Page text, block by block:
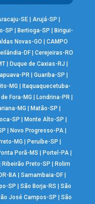
SE| Arujá-SP |
SP | Bertioga-SP | Birigui-
Novas-GO |CAMPO
DF| Cerejeiras-RO
| Duque de Caxias-RJ |
PR |Guariba-SP |
MG |Itaquaquecetuba-
Fora-MG |Londrina-PR |
MG |Matão-SP |
SP |Monte Alto-SP |
|Novo Progresso-PA |
MG |Peruíbe-SP |
Porã-MS | Portel-PA|
Ribeirão Preto-SP | Rolim
BA |Samambaia-DF |
SP | São Borja-RS | São
José Campos-SP | São